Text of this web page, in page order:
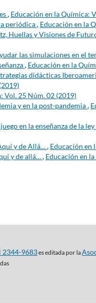
, Educación en la Química:
periódica, Educación en la
Huellas y Visiones de
las simulaciones en el
, Educación en la
didácticas
Vol. 25 Núm. 02 (2019)
y en la post-pandemia,
en la enseñanza de la
y de Allá…, Educación en
y de allá…, Educación en
2344-9683es editada por la